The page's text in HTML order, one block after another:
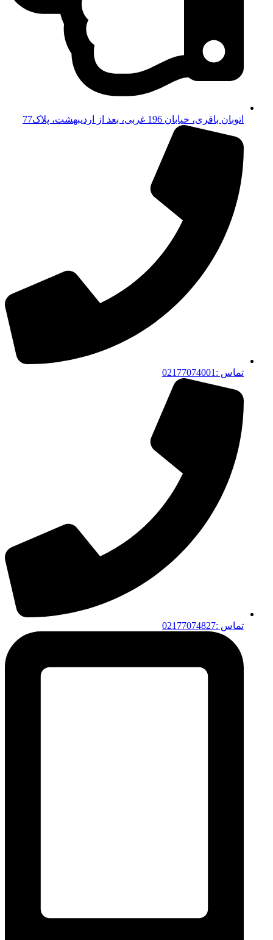
اتوبان باقری، خیابان 196 غربی، بعد از اردیبهشت، پلاک77
تماس :02177074001
تماس :02177074827